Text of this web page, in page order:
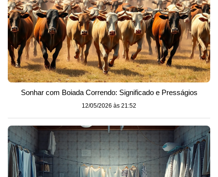
Sonhar com Boiada Correndo: Significado e Presságios
12/05/2026 às 21:52